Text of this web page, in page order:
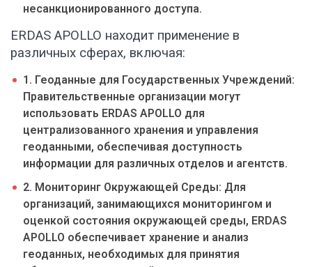
несанкционированного доступа.
ERDAS APOLLO находит применение в
различных сферах, включая:
1. Геоданные для Государственных Учреждений:
Правительственные организации могут
использовать ERDAS APOLLO для
централизованного хранения и управления
геоданными, обеспечивая доступность
информации для различных отделов и агентств.
2. Мониторинг Окружающей Среды: Для
организаций, занимающихся мониторингом и
оценкой состояния окружающей среды, ERDAS
APOLLO обеспечивает хранение и анализ
геоданных, необходимых для принятия